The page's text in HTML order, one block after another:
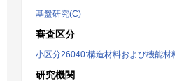
基盤研究(C)
審査区分
小区分26040:構造材料および機能材
研究機関